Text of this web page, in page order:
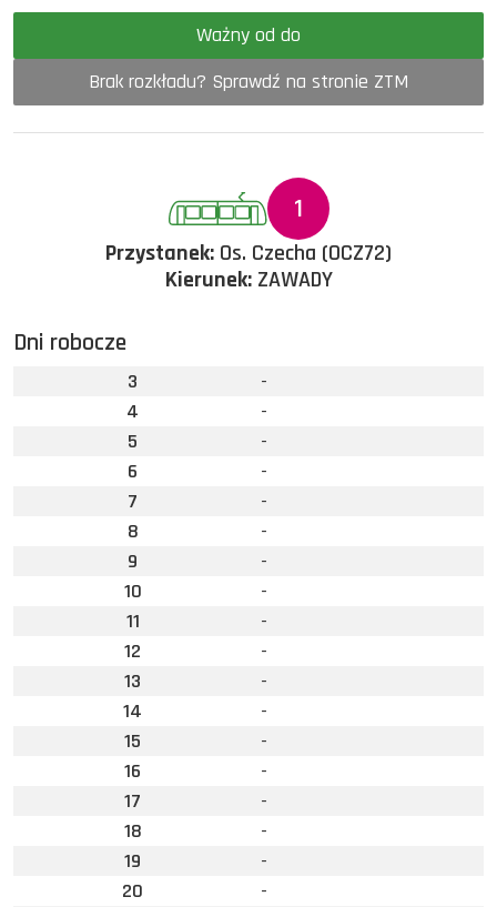
Ważny od do
Brak rozkładu? Sprawdź na stronie ZTM
1
Przystanek: Os. Czecha (OCZ72)
Kierunek:ZAWADY
Dni robocze
3
-
4
-
5
-
6
-
7
-
8
-
9
-
10
-
11
-
12
-
13
-
14
-
15
-
16
-
17
-
18
-
19
-
20
-